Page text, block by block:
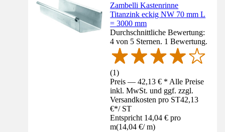
Zambelli Kastenrinne
Titanzink eckig NW 70 mm L
= 3000 mm
Durchschnittliche Bewertung:
4 von 5 Sternen. 1 Bewertung.
(1)
Preis — 42,13 € * Alle Preise
inkl. MwSt. und ggf. zzgl.
Versandkosten pro ST42,13
€*/ ST
Entspricht 14,04 € pro
m(14,04 €/ m)